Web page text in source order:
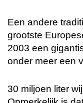
Een andere
grootste
2003 een
onder meer een
30 miljoen liter